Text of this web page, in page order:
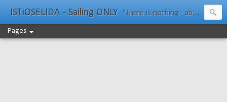
ISTiOSELIDA - Sailing ONLY "There is nothing - absolutely nothing - half so much worth doing as simply messing about in boats." Water Rat, Kenneth Grahame
Pages